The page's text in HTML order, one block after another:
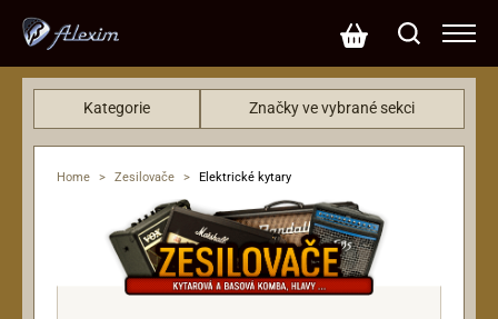
Home > Zesilovače > Elektrické kytary
Kategorie
Basové kytary
Efekty
Hardware
Klávesy
Značky ve vybrané sekci
MAGNATONE (12)
BlackStar (6)
Marshall (6)
Fender (2)
Marble Amps (2)